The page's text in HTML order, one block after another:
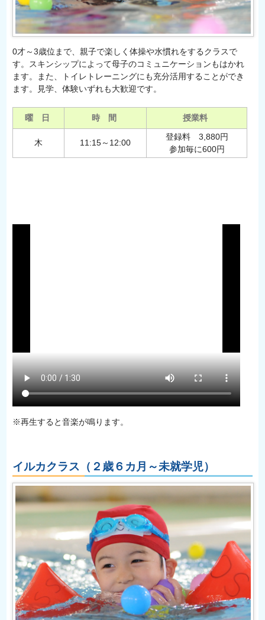
0才～3歳位まで、親子で楽しく体操や水慣れをするクラスで
す。スキンシップによって母子のコミュニケーションもはかれ
ます。また、トイレトレーニングにも充分活用することができ
ます。見学、体験いずれも大歓迎です。
曜 日 時 間 授業料
木 11:15～12:00
登録料 3,880円
参加毎に600円
※再生すると音楽が鳴ります。
イルカクラス（２歳６カ月～未就学児）